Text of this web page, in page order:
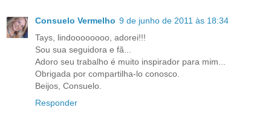
Consuelo Vermelho 9 de junho de 2011 às 18:34
Tays, lindoooooooo, adorei!!!
Sou sua seguidora e fã...
Adoro seu trabalho é muito inspirador para mim...
Obrigada por compartilha-lo conosco.
Beijos, Consuelo.
Responder